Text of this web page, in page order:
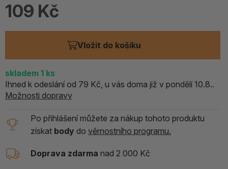
109 Kč
Vložit do košíku
skladem 1 ks
Ihned k odeslání od 79 Kč, u vás doma již v pondělí 10.8..
Možnosti dopravy
Po přihlášení můžete za nákup tohoto produktu
získat body do věrnostního programu.
Doprava zdarma nad 2 000 Kč